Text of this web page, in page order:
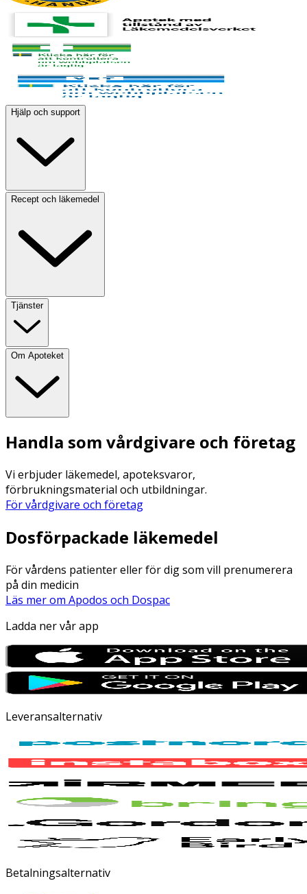
Hjälp och support
Recept och läkemedel
Tjänster
Om Apoteket
Handla som vårdgivare och företag
Vi erbjuder läkemedel, apoteksvaror,
förbrukningsmaterial och utbildningar.
För vårdgivare och företag
Dosförpackade läkemedel
För vårdens patienter eller för dig som vill prenumerera
på din medicin
Läs mer om Apodos och Dospac
Ladda ner vår app
Leveransalternativ
Betalningsalternativ